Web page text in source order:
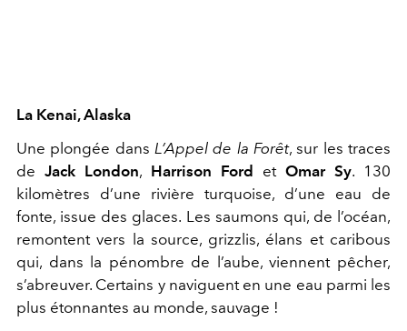
La Kenai, Alaska
Une plongée dans L’Appel de la Forêt, sur les traces
de Jack London, Harrison Ford et Omar Sy. 130
kilomètres d’une rivière turquoise, d’une eau de
fonte, issue des glaces. Les saumons qui, de l’océan,
remontent vers la source, grizzlis, élans et caribous
qui, dans la pénombre de l’aube, viennent pêcher,
s’abreuver. Certains y naviguent en une eau parmi les
plus étonnantes au monde, sauvage !